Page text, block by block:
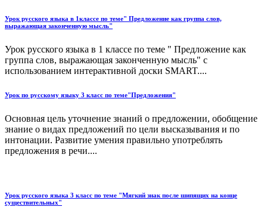
Урок русского языка в 1классе по теме" Предложение как группа слов,
выражающая законченную мысль"
Урок русского языка в 1 классе по теме " Предложение как
группа слов, выражающая законченную мысль" с
использованием интерактивной доски SMART....
Урок по русскому языку 3 класс по теме"Предложения"
Основная цель уточнение знаний о предложении, обобщение
знание о видах предложений по цели высказывания и по
интонации. Развитие умения правильно употреблять
предложения в речи....
Урок русского языка 3 класс по теме "Мягкий знак после шипящих на конце
существительных"